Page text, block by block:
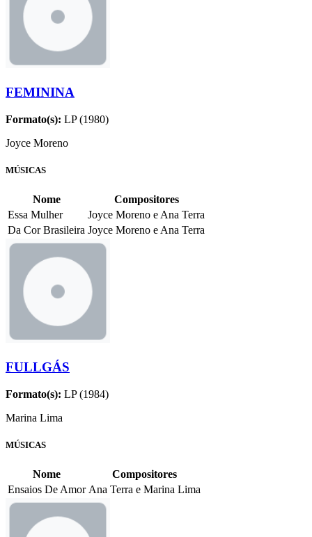
FEMININA
Formato(s): LP (1980)
Joyce Moreno
MÚSICAS
Nome
Compositores
Essa Mulher
Joyce Moreno e Ana Terra
Da Cor Brasileira Joyce Moreno e Ana Terra
FULLGÁS
Formato(s): LP (1984)
Marina Lima
MÚSICAS
Nome
Compositores
Ensaios De Amor Ana Terra e Marina Lima